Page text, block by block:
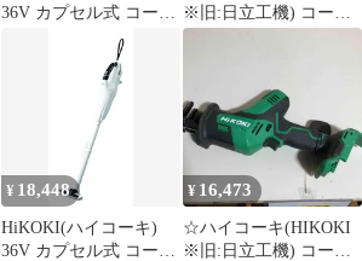
36V カプセル式 コード
レス掃除機 R36DB ペー
ルホワイト バッテリ
ー・充電器別売り ハン
ディ スティック クリー
ナー 紙パック不要 軽量
ハイパワー 強力吸引
R36DB(NN) 1
※旧:日立工機) コード
レスセーバーソー
¥ 18,448
HiKOKI(ハイコーキ)
36V カプセル式 コード
¥ 16,473
☆ハイコーキ(HIKOKI
※旧:日立工機) コード